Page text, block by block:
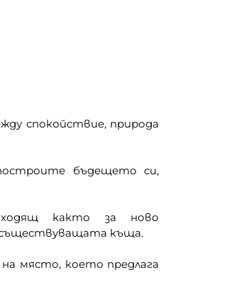
спокойствие, природа
бъдещето си,
както за ново
къща.
място, което предлага